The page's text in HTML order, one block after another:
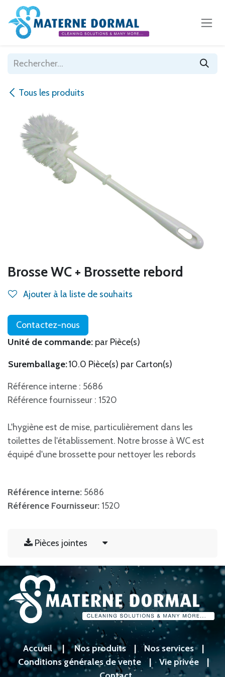
Se rendre au contenu
Tous les produits
Brosse WC + Brossette rebord
Ajouter à la liste de souhaits
Contactez-nous
Unité de commande: par Pièce(s)
Suremballage:10.0 Pièce(s) par Carton(s)
Référence interne : 5686
Référence fournisseur : 1520
L'hygiène est de mise, particulièrement dans les
toilettes de l'établissement. Notre brosse à WC est
équipé d'une brossette pour nettoyer les rebords
Référence interne: 5686
Référence Fournisseur: 1520
Pièces jointes
Accueil|Nos produits|Nos services|
Conditions générales de vente | Vie privée |